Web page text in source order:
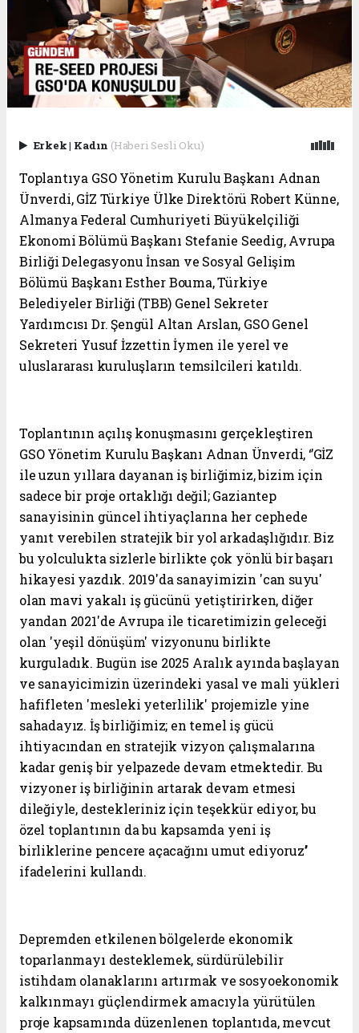
Erkek| Kadın (Haberi Sesli Oku)
Toplantıya GSO Yönetim Kurulu Başkanı Adnan
Ünverdi, GİZ Türkiye Ülke Direktörü Robert Künne,
Almanya Federal Cumhuriyeti Büyükelçiliği
Ekonomi Bölümü Başkanı Stefanie Seedig, Avrupa
Birliği Delegasyonu İnsan ve Sosyal Gelişim
Bölümü Başkanı Esther Bouma, Türkiye
Belediyeler Birliği (TBB) Genel Sekreter
Yardımcısı Dr. Şengül Altan Arslan, GSO Genel
Sekreteri Yusuf İzzettin İymen ile yerel ve
uluslararası kuruluşların temsilcileri katıldı.
Toplantının açılış konuşmasını gerçekleştiren
GSO Yönetim Kurulu Başkanı Adnan Ünverdi, ‘’GİZ
ile uzun yıllara dayanan iş birliğimiz, bizim için
sadece bir proje ortaklığı değil; Gaziantep
sanayisinin güncel ihtiyaçlarına her cephede
yanıt verebilen stratejik bir yol arkadaşlığıdır. Biz
bu yolculukta sizlerle birlikte çok yönlü bir başarı
hikayesi yazdık. 2019'da sanayimizin 'can suyu'
olan mavi yakalı iş gücünü yetiştirirken, diğer
yandan 2021'de Avrupa ile ticaretimizin geleceği
olan 'yeşil dönüşüm' vizyonunu birlikte
kurguladık. Bugün ise 2025 Aralık ayında başlayan
ve sanayicimizin üzerindeki yasal ve mali yükleri
hafifleten 'mesleki yeterlilik' projemizle yine
sahadayız. İş birliğimiz; en temel iş gücü
ihtiyacından en stratejik vizyon çalışmalarına
kadar geniş bir yelpazede devam etmektedir. Bu
vizyoner iş birliğinin artarak devam etmesi
dileğiyle, destekleriniz için teşekkür ediyor, bu
özel toplantının da bu kapsamda yeni iş
birliklerine pencere açacağını umut ediyoruz’’
ifadelerini kullandı.
Depremden etkilenen bölgelerde ekonomik
toparlanmayı desteklemek, sürdürülebilir
istihdam olanaklarını artırmak ve sosyoekonomik
kalkınmayı güçlendirmek amacıyla yürütülen
proje kapsamında düzenlenen toplantıda, mevcut